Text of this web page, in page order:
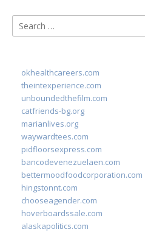
Search
for:
okhealthcareers.com
theintexperience.com
unboundedthefilm.com
catfriends-bg.org
marianlives.org
waywardtees.com
pidfloorsexpress.com
bancodevenezuelaen.com
bettermoodfoodcorporation.com
hingstonnt.com
chooseagender.com
hoverboardssale.com
alaskapolitics.com